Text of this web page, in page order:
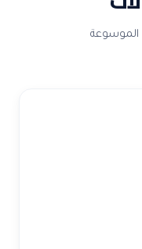
الموسوعة